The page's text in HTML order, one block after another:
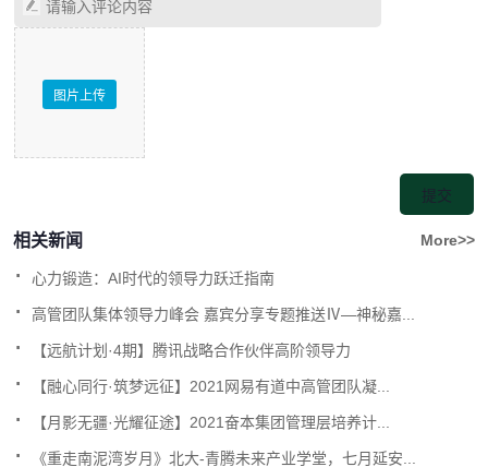
图片上传
相关新闻 More>>
心力锻造：AI时代的领导力跃迁指南
.
高管团队集体领导力峰会 嘉宾分享专题推送Ⅳ—神秘嘉...
.
【远航计划·4期】腾讯战略合作伙伴高阶领导力
.
【融心同行·筑梦远征】2021网易有道中高管团队凝...
.
【月影无疆·光耀征途】2021奋本集团管理层培养计...
.
《重走南泥湾岁月》北大-青腾未来产业学堂，七月延安...
.